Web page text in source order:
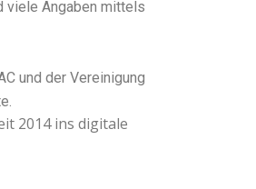
viele Angaben mittels
und der Vereinigung
2014ins digitale